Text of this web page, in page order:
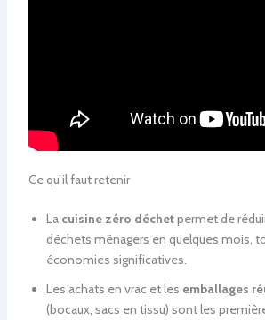
Ce qu’il faut retenir
La cuisine zéro déchetpermet de
déchets ménagers en quelques mois,
économies significatives.
Les achats en vrac et les emballages
(bocaux, sacs en tissu) sont les